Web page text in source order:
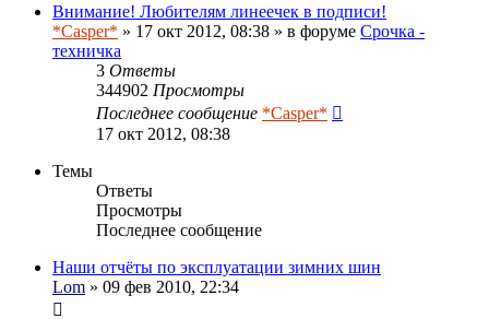
Внимание! Любителям линеечек в подписи!
*Casper* » 17 окт 2012, 08:38 » в форуме Срочка -
техничка
3 Ответы
344902 Просмотры
Последнее сообщение *Casper*
17 окт 2012, 08:38
Темы
Ответы
Просмотры
Последнее сообщение
Наши отчёты по эксплуатации зимних шин
Lom » 09 фев 2010, 22:34